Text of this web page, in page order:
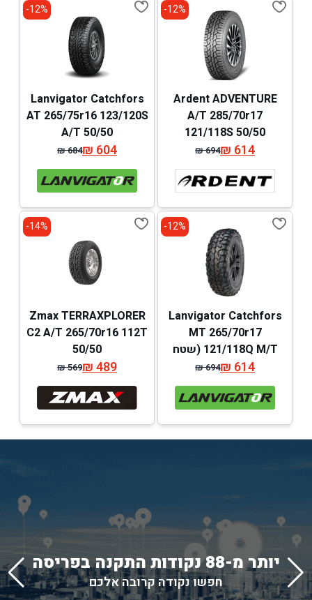
12%-
Ardent ADVENTURE
A/T 285/70r17
121/118S 50/50
₪694
המחיר
המקורי
היה:
₪ 694.
₪614 המחיר
הנוכחי
הוא:
₪ 614.
12%-
Lanvigator Catchfors
AT 265/75r16 123/120S
A/T 50/50
₪684
המחיר
המקורי
היה:
₪ 684.
₪604 המחיר
הנוכחי
הוא:
₪ 604.
12%-
Lanvigator Catchfors
MT 265/70r17
121/118Q M/T (שטח
מלא)
₪694
המחיר
המקורי
היה:
₪ 694.
₪614 המחיר
הנוכחי
הוא:
₪ 614.
14%-
Zmax TERRAXPLORER
C2 A/T 265/70r16 112T
50/50
₪569
המחיר
המקורי
היה:
₪ 569.
₪489 המחיר
הנוכחי
הוא:
₪ 489.
יותר מ-88 נקודות התקנה בפריסה
חפשו נקודה קרובה אלכם